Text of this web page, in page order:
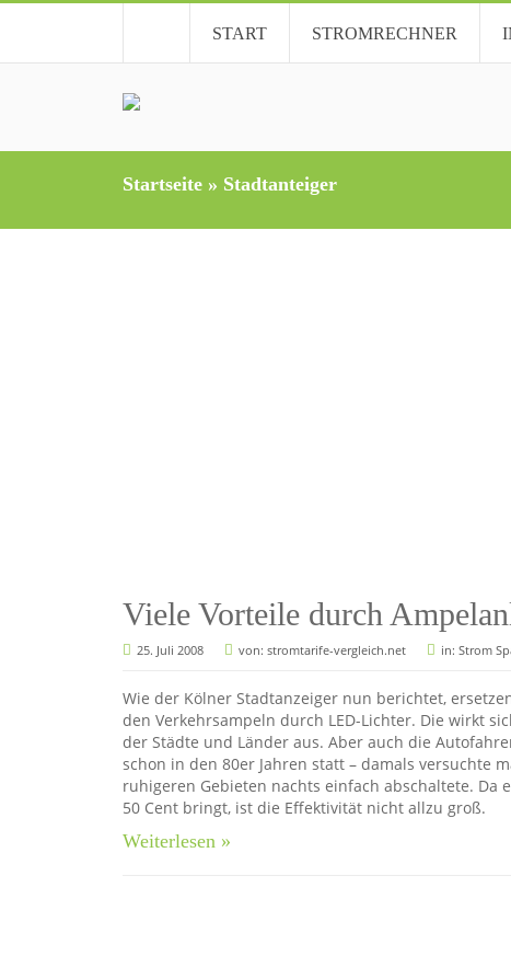
START STROMRECHNER
Startseite » Stadtanteiger
Viele Vorteile durch
25. Juli 2008 von: stromtarife-vergleich.net in: Strom
Wie der Kölner Stadtanzeiger nun berichtet,
den Verkehrsampeln durch LED-Lichter. Die wirkt
der Städte und Länder aus. Aber auch die
schon in den 80er Jahren statt – damals versuchte
ruhigeren Gebieten nachts einfach abschaltete.
50 Cent bringt, ist die Effektivität nicht allzu groß.
Weiterlesen »